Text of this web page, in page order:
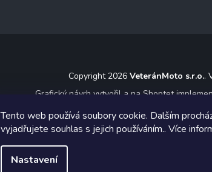
Tento web používá soubory cookie. Dalším
vyjadřujete souhlas s jejich používáním.. Více
Nastavení
Copyright 2026 VeteránMoto s.r.o..
Grafický návrh vytvořil a na Shoptet
Vytvořil